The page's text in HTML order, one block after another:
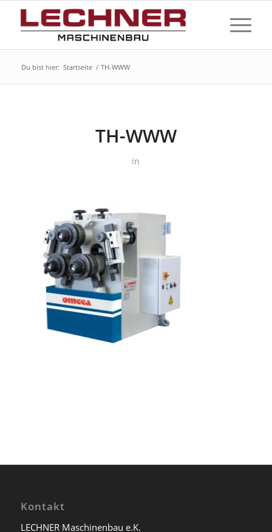
Du bist hier: Startseite / TH-WWW
TH-WWW
in
Kontakt
LECHNER Maschinenbau e.K.